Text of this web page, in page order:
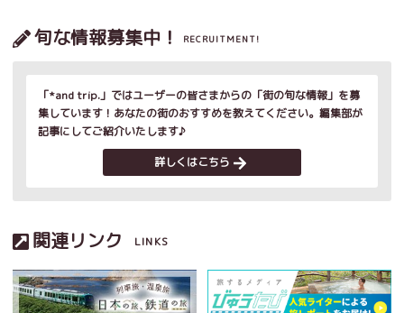
旬な情報募集中！ RECRUITMENT!
「*and trip.」ではユーザーの皆さまからの「街の旬な情報」を募
集しています！あなたの街のおすすめを教えてください。編集部が
記事にしてご紹介いたします♪
詳しくはこちら
関連リンク LINKS